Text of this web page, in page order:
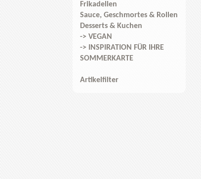
Frikadellen
Sauce, Geschmortes & Rollen
Desserts & Kuchen
-> VEGAN
-> INSPIRATION FÜR IHRE
SOMMERKARTE
Artikelfilter